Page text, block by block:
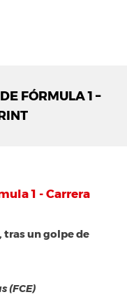
FÓRMULA 1 –
1 - Carrera
un golpe de
(FCE)